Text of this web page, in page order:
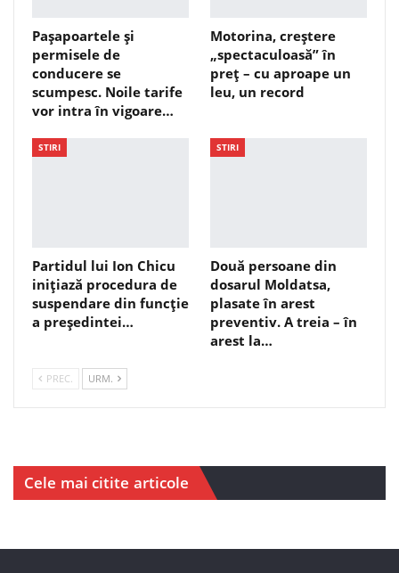
Pașapoartele și
permisele de
conducere se
scumpesc. Noile tarife
vor intra în vigoare…
Motorina, creștere
„spectaculoasă” în
preț – cu aproape un
leu, un record
STIRI
Partidul lui Ion Chicu
inițiază procedura de
suspendare din funcție
a președintei…
STIRI
Două persoane din
dosarul Moldatsa,
plasate în arest
preventiv. A treia – în
arest la…
PREC. URM.
Cele mai citite articole